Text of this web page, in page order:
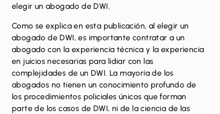
elegir un abogado de DWI.
Como se explica en esta publicación, al elegir un
abogado de DWI, es importante contratar a un
abogado con la experiencia técnica y la experiencia
en juicios necesarias para lidiar con las
complejidades de un DWI. La mayoría de los
abogados no tienen un conocimiento profundo de
los procedimientos policiales únicos que forman
parte de los casos de DWI, ni de la ciencia de las